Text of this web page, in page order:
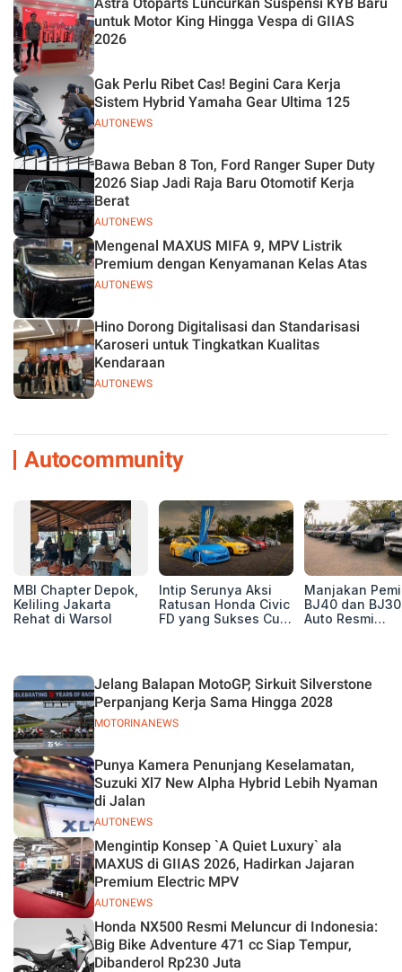
untuk Motor King Hingga Vespa di GIIAS
2026
AUTONEWS
Gak Perlu Ribet Cas! Begini Cara Kerja
Sistem Hybrid Yamaha Gear Ultima 125
AUTONEWS
Bawa Beban 8 Ton, Ford Ranger Super Duty
2026 Siap Jadi Raja Baru Otomotif Kerja
Berat
AUTONEWS
Mengenal MAXUS MIFA 9, MPV Listrik
Premium dengan Kenyamanan Kelas Atas
AUTONEWS
Hino Dorong Digitalisasi dan Standarisasi
Karoseri untuk Tingkatkan Kualitas
Kendaraan
Autocommunity
MBI Chapter Depok,
Keliling Jakarta
Rehat di Warsol
Intip Serunya Aksi
Ratusan Honda Civic
FD yang Sukses Curi
Manjakan
BJ40 dan
Auto Resmi
MOTORINANEWS
Jelang Balapan MotoGP, Sirkuit Silverstone
Perpanjang Kerja Sama Hingga 2028
AUTONEWS
Punya Kamera Penunjang Keselamatan,
Suzuki Xl7 New Alpha Hybrid Lebih Nyaman
di Jalan
AUTONEWS
Mengintip Konsep `A Quiet Luxury` ala
MAXUS di GIIAS 2026, Hadirkan Jajaran
Premium Electric MPV
Honda NX500 Resmi Meluncur di Indonesia:
Big Bike Adventure 471 cc Siap Tempur,
Dibanderol Rp230 Juta